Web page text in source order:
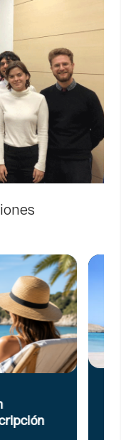
vocabulario y